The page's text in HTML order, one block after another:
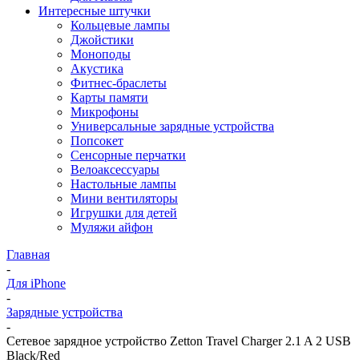
Интересные штучки
Кольцевые лампы
Джойстики
Моноподы
Акустика
Фитнес-браслеты
Карты памяти
Микрофоны
Универсальные зарядные устройства
Попсокет
Сенсорные перчатки
Велоаксессуары
Настольные лампы
Мини вентиляторы
Игрушки для детей
Муляжи айфон
Главная
-
Для iPhone
-
Зарядные устройства
-
Сетевое зарядное устройство Zetton Travel Charger 2.1 A 2 USB
Black/Red